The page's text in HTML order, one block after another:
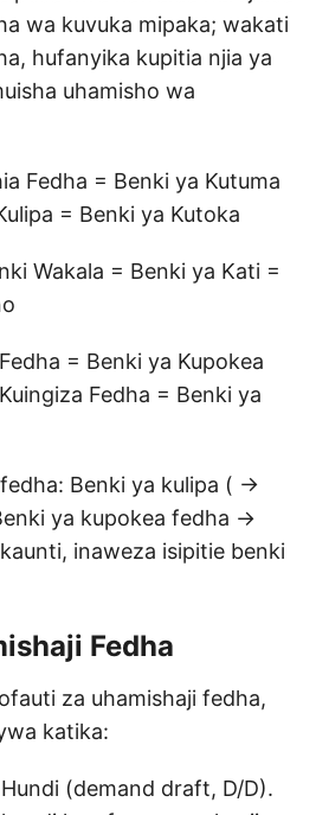
wa kuvuka mipaka; wakati
hufanyika kupitia njia ya
uhamisho wa
Fedha = Benki ya Kutuma
= Benki ya Kutoka
Wakala = Benki ya Kati =
= Benki ya Kupokea
Fedha = Benki ya
Benki ya kulipa ( →
ya kupokea fedha →
inaweza isipitie benki
Fedha
za uhamishaji fedha,
katika:
(demand draft, D/D).